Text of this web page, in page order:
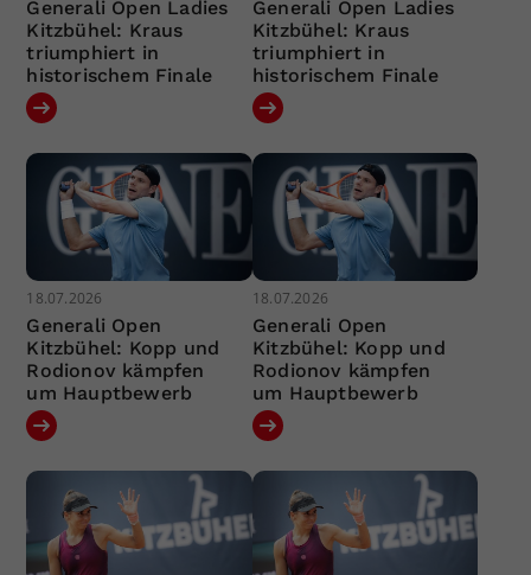
Generali Open Ladies
Kitzbühel: Kraus
triumphiert in
historischem Finale
Generali Open Ladies
Kitzbühel: Kraus
triumphiert in
historischem Finale
18.07.2026
Generali Open
Kitzbühel: Kopp und
Rodionov kämpfen
um Hauptbewerb
18.07.2026
Generali Open
Kitzbühel: Kopp und
Rodionov kämpfen
um Hauptbewerb